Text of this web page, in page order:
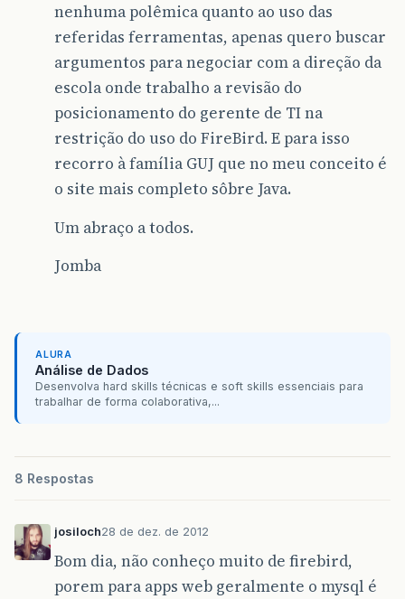
nenhuma polêmica quanto ao uso das
referidas ferramentas, apenas quero buscar
argumentos para negociar com a direção da
escola onde trabalho a revisão do
posicionamento do gerente de TI na
restrição do uso do FireBird. E para isso
recorro à família GUJ que no meu conceito é
o site mais completo sôbre Java.
Um abraço a todos.
Jomba
ALURA
Análise de Dados
Desenvolva hard skills técnicas e soft skills essenciais para
trabalhar de forma colaborativa,...
8 Respostas
josiloch28 de dez. de 2012
Bom dia, não conheço muito de firebird,
porem para apps web geralmente o mysql é